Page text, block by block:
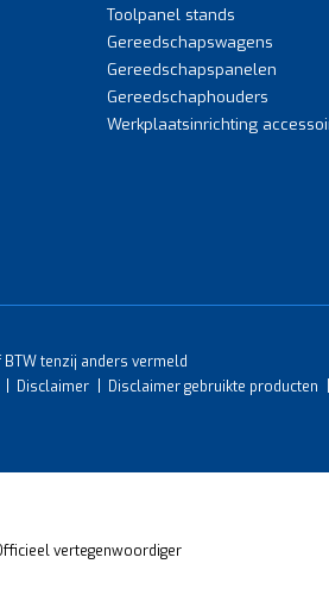
Toolpanel stands
Gereedschapswagens
Gereedschapspanelen
Gereedschaphouders
Werkplaatsinrichting
tenzij anders vermeld
Disclaimer Disclaimer gebruikte producten
vertegenwoordiger